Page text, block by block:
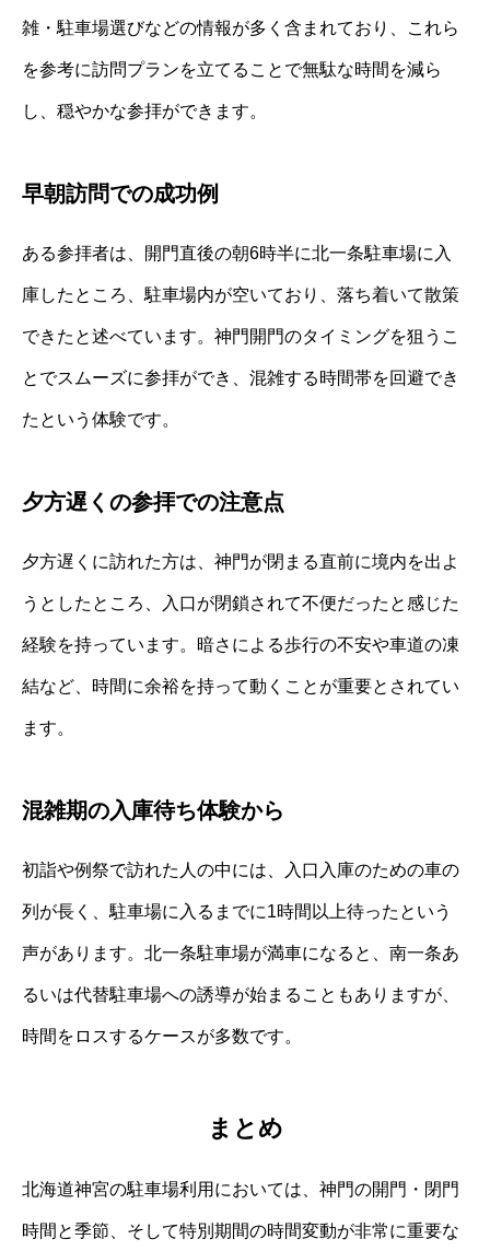
雑・駐車場選びなどの情報が多く含まれており、これら
を参考に訪問プランを立てることで無駄な時間を減ら
し、穏やかな参拝ができます。
早朝訪問での成功例
ある参拝者は、開門直後の朝6時半に北一条駐車場に入
庫したところ、駐車場内が空いており、落ち着いて散策
できたと述べています。神門開門のタイミングを狙うこ
とでスムーズに参拝ができ、混雑する時間帯を回避でき
たという体験です。
夕方遅くの参拝での注意点
夕方遅くに訪れた方は、神門が閉まる直前に境内を出よ
うとしたところ、入口が閉鎖されて不便だったと感じた
経験を持っています。暗さによる歩行の不安や車道の凍
結など、時間に余裕を持って動くことが重要とされてい
ます。
混雑期の入庫待ち体験から
初詣や例祭で訪れた人の中には、入口入庫のための車の
列が長く、駐車場に入るまでに1時間以上待ったという
声があります。北一条駐車場が満車になると、南一条あ
るいは代替駐車場への誘導が始まることもありますが、
時間をロスするケースが多数です。
まとめ
北海道神宮の駐車場利用においては、神門の開門・閉門
時間と季節、そして特別期間の時間変動が非常に重要な